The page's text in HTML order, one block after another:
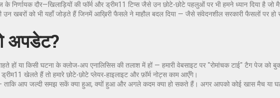
के निर्णायक दौर—खिलाड़ियों की फॉर्म और ड्रीम11 टिप्स जैसे उन छोटे-छोटे पहलुओं पर भी हमने ध्यान दिया है
खबरों को भी यहाँ जोड़ते हैं जिनमें आख़िरी फैसले ने माहौल बदल दिया — जैसे संवेदनशील सरकारी फैसलों पर हो
अपडेट?
हों या किसी घटना के क्लोज‑अप एनालिसिस की तलाश में हों — हमारी वेबसाइट पर "रोमांचक टाई" टैग पेज
खेलते हैं तो हमारे छोटे-छोटे प्लेयर‑हाइलाइट और फ़ॉर्म नोट्स काम आएँगे।
ताकि आप जल्दी समझ सकें क्या हुआ, क्यों हुआ और अगले कदम क्या हो सकते हैं। अगर आपको कोई खास मैच या